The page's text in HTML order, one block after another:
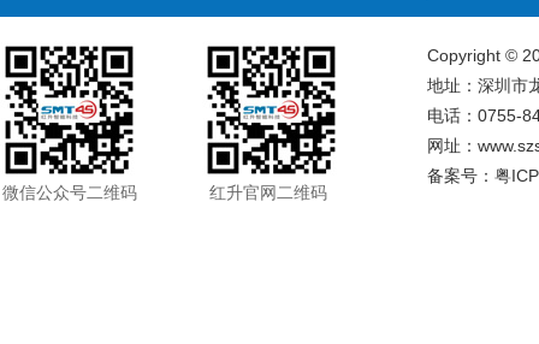
微信公众号二维码 红升官网二维码
Copyright ©
地址：深圳市
电话：0755-
网址：
备案号： 粤